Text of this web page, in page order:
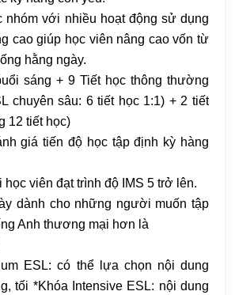
nhóm với nhiều hoạt động sử dụng
cao giúp học viên nâng cao vốn từ
hằng ngày.
sáng + 9 Tiết học thông thường
chuyên sâu: 6 tiết học 1:1) + 2 tiết
12 tiết học)
giá tiến độ học tập định kỳ hàng
học viên đạt trình độ IMS 5 trở lên.
dành cho những người muốn tập
Anh thương mại hơn là
ESL: có thể lựa chọn nội dung
tối *Khóa Intensive ESL: nội dung